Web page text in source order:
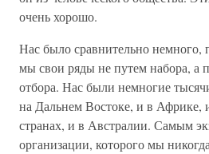
очень хорошо.
Нас было сравнительно немного,
мы свои ряды не путем набора, а
отбора. Нас были немногие
на Дальнем Востоке, и в Африке,
странах, и в Австралии. Самым
организации, которого мы